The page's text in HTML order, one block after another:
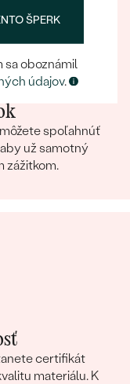
spoľahnúť
už samotný
zážitkom.
certifikát
materiálu. K
ŠPERK
sa oboznámil
údajov.